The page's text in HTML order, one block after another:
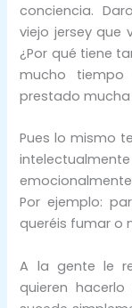
conciencia.
viejo jersey que
¿Por qué tiene
mucho
prestado
Pues lo mismo
Por ejemplo:
queréis fumar o
A la gente le
quieren